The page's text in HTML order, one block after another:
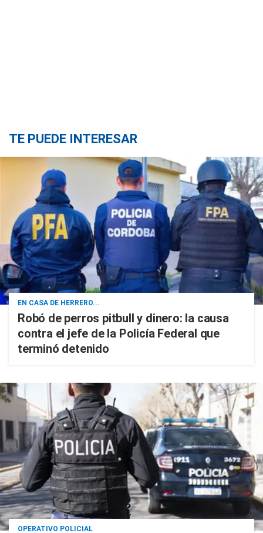
TE PUEDE INTERESAR
EN CASA DE HERRERO...
Robó de perros pitbull y dinero: la causa
contra el jefe de la Policía Federal que
terminó detenido
OPERATIVO POLICIAL